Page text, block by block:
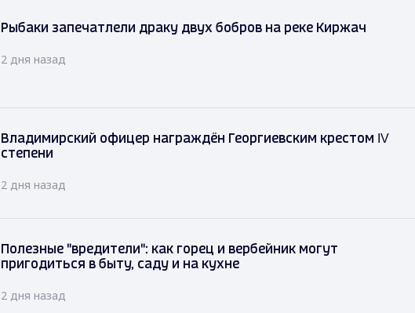
Рыбаки запечатлели драку двух бобров на реке Киржач
2 дня назад
Владимирский офицер награждён Георгиевским крестом IV
степени
2 дня назад
Полезные "вредители": как горец и вербейник могут
пригодиться в быту, саду и на кухне
2 дня назад